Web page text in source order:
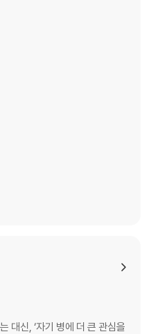
대신, ‘자기 병에 더 큰 관심을